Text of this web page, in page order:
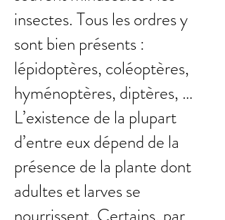
insectes. Tous les ordres y
sont bien présents :
lépidoptères, coléoptères,
hyménoptères, diptères, …
L’existence de la plupart
d’entre eux dépend de la
présence de la plante dont
adultes et larves se